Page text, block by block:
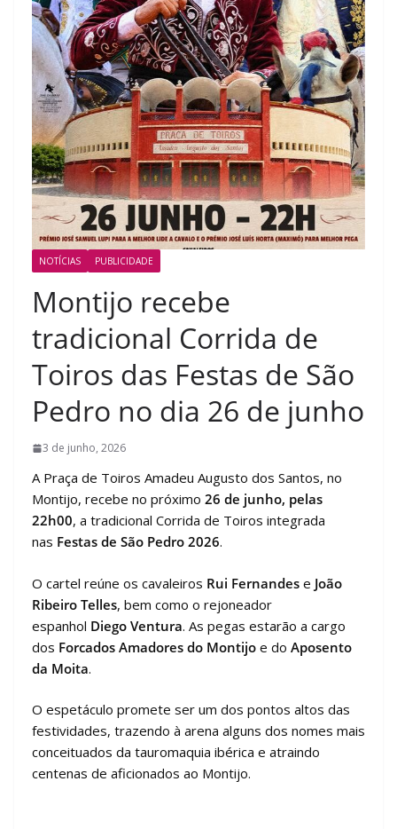
NOTÍCIAS PUBLICIDADE
Montijo recebe
tradicional Corrida de
Toiros das Festas de São
Pedro no dia 26 de junho
3 de junho, 2026
A Praça de Toiros Amadeu Augusto dos Santos, no
Montijo, recebe no próximo 26 de junho, pelas
22h00, a tradicional Corrida de Toiros integrada
nas Festas de São Pedro 2026.
O cartel reúne os cavaleiros Rui Fernandes e João
Ribeiro Telles, bem como o rejoneador
espanhol Diego Ventura. As pegas estarão a cargo
dos Forcados Amadores do Montijo e do Aposento
da Moita.
O espetáculo promete ser um dos pontos altos das
festividades, trazendo à arena alguns dos nomes mais
conceituados da tauromaquia ibérica e atraindo
centenas de aficionados ao Montijo.